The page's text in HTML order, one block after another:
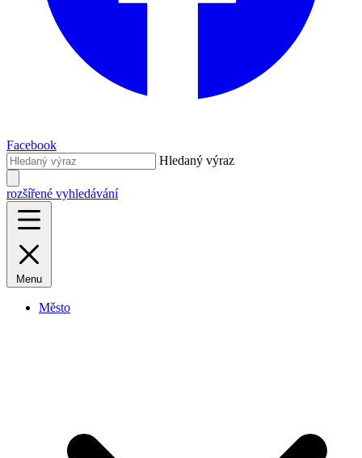
Facebook
Hledaný výraz
rozšířené vyhledávání
Menu
Město